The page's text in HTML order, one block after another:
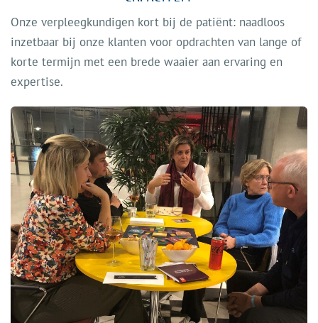
Onze verpleegkundigen kort bij de patiënt: naadloos
inzetbaar bij onze klanten voor opdrachten van lange of
korte termijn met een brede waaier aan ervaring en
expertise.